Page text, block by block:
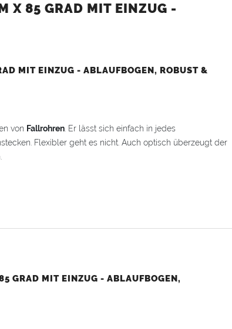
X 85 GRAD MIT EINZUG -
MIT EINZUG - ABLAUFBOGEN, ROBUST &
von Fallrohren . Er lässt sich einfach in jedes
Flexibler geht es nicht. Auch optisch überzeugt der
, beachten Sie bitte den Einbauhinweis (siehe -> Allgemeine
GRAD MIT EINZUG - ABLAUFBOGEN,